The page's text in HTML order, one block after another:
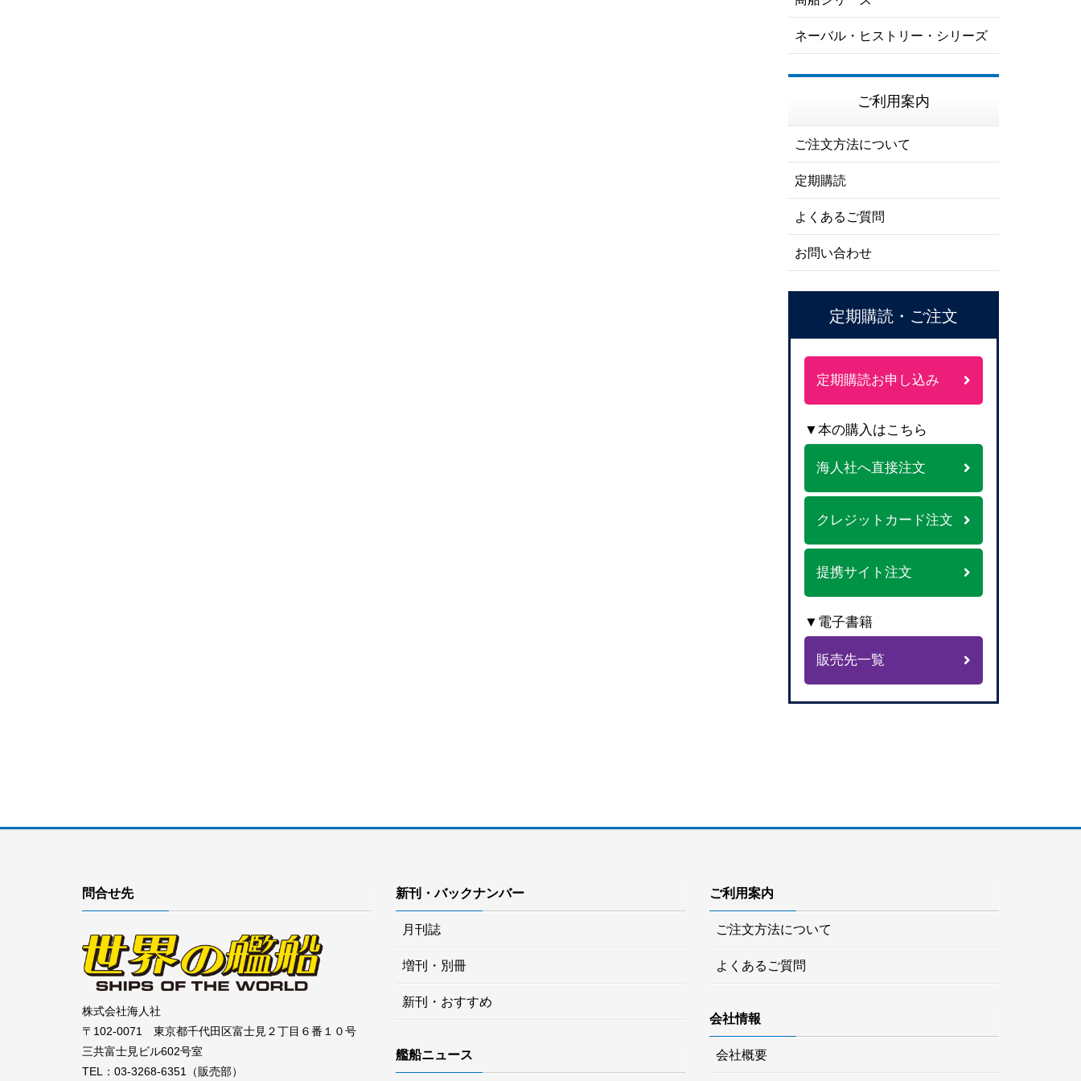
ネーバル・ヒストリー・シリーズ
ご利用案内
ご注文方法について
定期購読
よくあるご質問
お問い合わせ
定期購読・ご注文
定期購読お申し込み
▼本の購入はこちら
海人社へ直接注文
クレジットカード注文
提携サイト注文
▼電子書籍
販売先一覧
問合せ先
株式会社海人社
〒102-0071 東京都千代田区富士見２丁目６番１０号
三共富士見ビル602号室
TEL：03-3268-6351（販売部）
新刊・バックナンバー
月刊誌
増刊・別冊
新刊・おすすめ
艦船ニュース
ご利用案内
ご注文方法について
よくあるご質問
会社情報
会社概要